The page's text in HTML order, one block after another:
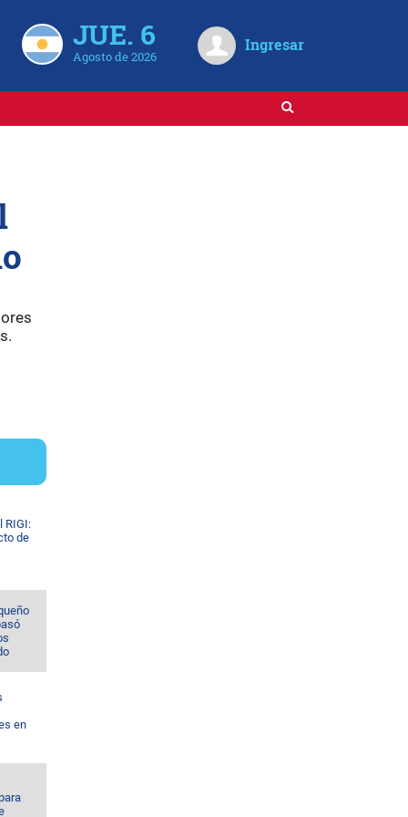
JUE. 6
Agosto de 2026
Ingresar
RIGI:
de
en